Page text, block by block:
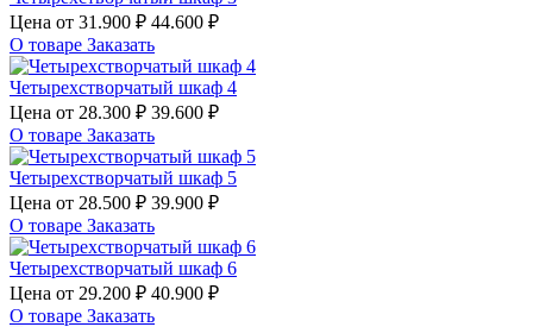
Цена от 31.900 ₽ 44.600 ₽
О товаре Заказать
Четырехстворчатый шкаф 4
Цена от 28.300 ₽ 39.600 ₽
О товаре Заказать
Четырехстворчатый шкаф 5
Цена от 28.500 ₽ 39.900 ₽
О товаре Заказать
Четырехстворчатый шкаф 6
Цена от 29.200 ₽ 40.900 ₽
О товаре Заказать